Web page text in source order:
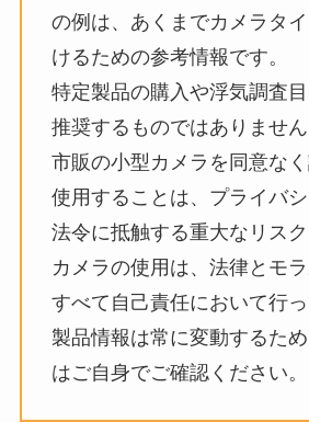
の例は、あくまでカメラタ
けるための参考情報です。
特定製品の購入や浮気調査
推奨するものではありません
市販の小型カメラを同意な
使用することは、プライバ
法令に抵触する重大なリスク
カメラの使用は、法律とモラ
すべて自己責任において行っ
製品情報は常に変動するた
はご自身でご確認ください。